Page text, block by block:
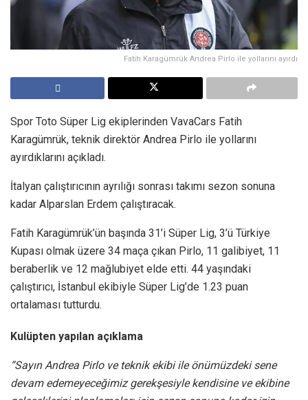
Fatih Karagümrük Andrea Pirlo ile yollarını ayırdı
Spor Toto Süper Lig ekiplerinden VavaCars Fatih
Karagümrük, teknik direktör Andrea Pirlo ile yollarını
ayırdıklarını açıkladı.
İtalyan çalıştırıcının ayrılığı sonrası takımı sezon sonuna
kadar Alparslan Erdem çalıştıracak.
Fatih Karagümrük’ün başında 31’i Süper Lig, 3’ü Türkiye
Kupası olmak üzere 34 maça çıkan Pirlo, 11 galibiyet, 11
beraberlik ve 12 mağlubiyet elde etti. 44 yaşındaki
çalıştırıcı, İstanbul ekibiyle Süper Lig’de 1.23 puan
ortalaması tutturdu.
Kulüpten yapılan açıklama
“Sayın Andrea Pirlo ve teknik ekibi ile önümüzdeki sene
devam edemeyeceğimiz gerekşesiyle kendisine ve ekibine